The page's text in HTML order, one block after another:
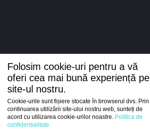
Intrați
Folosim cookie-uri pentru a vă
oferi cea mai bună experiență pe
site-ul nostru.
Cookie-urile sunt fișiere stocate în browserul dvs. Prin
continuarea utilizării site-ului nostru web, sunteți de
acord cu utilizarea cookie-urilor noastre. Politica de
confidențialitate